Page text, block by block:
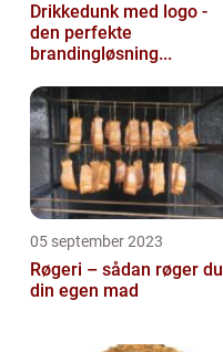
Drikkedunk med logo -
den perfekte
brandingløsning...
05 september 2023
Røgeri – sådan røger du
din egen mad